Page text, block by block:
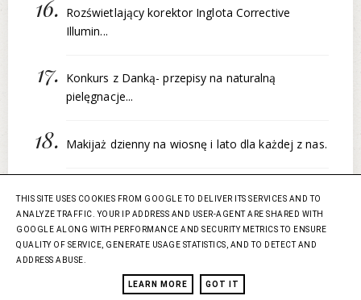
Rozświetlający korektor Inglota Corrective
Illumin...
Konkurs z Danką- przepisy na naturalną
pielęgnacje...
Makijaż dzienny na wiosnę i lato dla każdej z nas.
Makijaż dla oczu piwnych, bordo, granat i zestaw
p...
Kosmetyki nude, szminka, cień, perełki, lakier +
THIS SITE USES COOKIES FROM GOOGLE TO DELIVER ITS SERVICES AND TO
ANALYZE TRAFFIC. YOUR IP ADDRESS AND USER-AGENT ARE SHARED WITH
GOOGLE ALONG WITH PERFORMANCE AND SECURITY METRICS TO ENSURE
QUALITY OF SERVICE, GENERATE USAGE STATISTICS, AND TO DETECT AND
ADDRESS ABUSE.
LEARN MORE GOT IT